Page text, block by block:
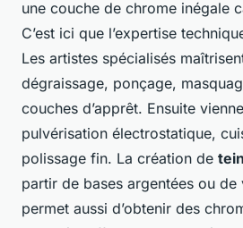
une couche de chrome inégale
C’est ici que l’expertise
Les artistes spécialisés
dégraissage, ponçage,
couches d’apprêt. Ensuite
pulvérisation électrostatique,
polissage fin. La création de
partir de bases argentées ou
permet aussi d’obtenir des